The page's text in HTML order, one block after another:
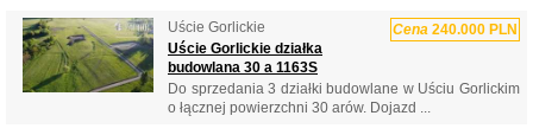
Uście Gorlickie Cena 240.000 PLN
Uście Gorlickie działka
budowlana 30 a 1163S
Do sprzedania 3 działki budowlane w Uściu Gorlickim
o łącznej powierzchni 30 arów. Dojazd ...